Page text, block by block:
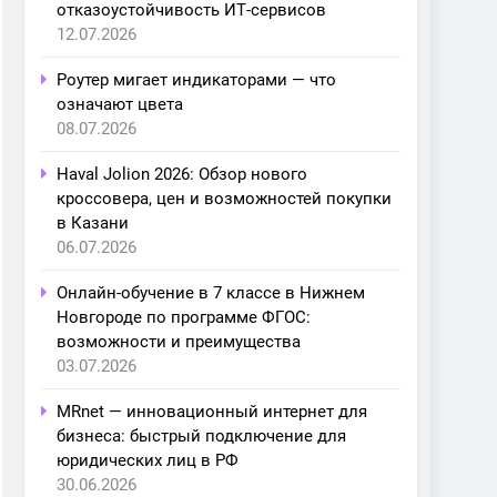
отказоустойчивость ИТ-сервисов
12.07.2026
Роутер мигает индикаторами — что
означают цвета
08.07.2026
Haval Jolion 2026: Обзор нового
кроссовера, цен и возможностей покупки
в Казани
06.07.2026
Онлайн-обучение в 7 классе в Нижнем
Новгороде по программе ФГОС:
возможности и преимущества
03.07.2026
MRnet — инновационный интернет для
бизнеса: быстрый подключение для
юридических лиц в РФ
30.06.2026